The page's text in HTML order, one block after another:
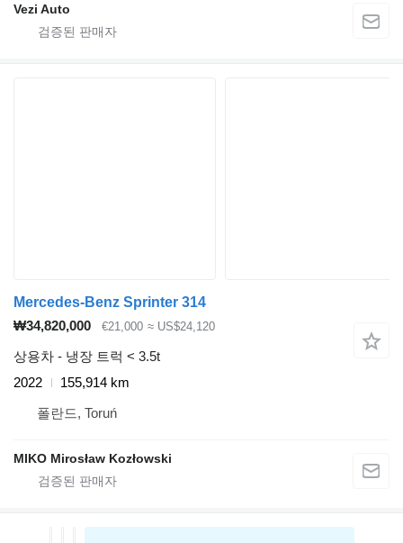
Vezi Auto
Mercedes-Benz Sprinter 314
₩34,820,000
€21,000 ≈ US$24,120
상용차 - 냉장 트럭 < 3.5t
2022
155,914 km
폴란드, Toruń
MIKO Mirosław Kozłowski